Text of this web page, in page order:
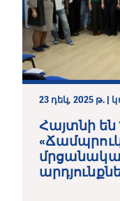
23 դեկ, 2025 թ.
Հայտնի են